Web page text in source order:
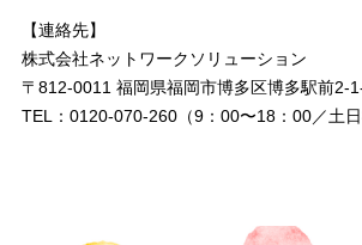
【連絡先】
株式会社ネットワークソリューション
〒812-0011 福岡県福岡市博多区博多駅前2-
TEL：0120-070-260（9：00〜18：00／土日